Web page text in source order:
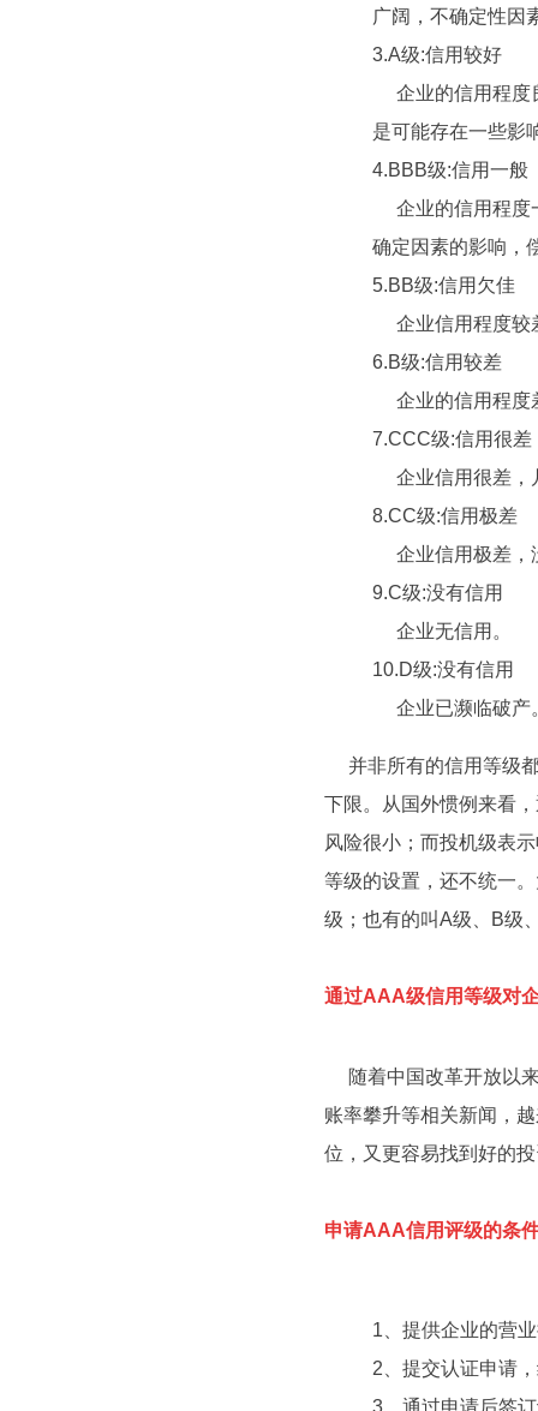
广阔，不确定性因
3.A级:信用较好
企业的信用程度
是可能存在一些影
4.BBB级:信用一般
企业的信用程度
确定因素的影响，
5.BB级:信用欠佳
企业信用程度较
6.B级:信用较差
企业的信用程度
7.CCC级:信用很差
企业信用很差，
8.CC级:信用极差
企业信用极差，
9.C级:没有信用
企业无信用。
10.D级:没有信用
企业已濒临破产
并非所有的信用等级都
下限。从国外惯例来看
风险很小；而投机级表
等级的设置，还不统一
级；也有的叫A级、B级
通过AAA级信用等级对
随着中国改革开放以来
账率攀升等相关新闻，
位，又更容易找到好的
申请AAA信用评级的条
1、提供企业的营
2、提交认证申请
3、通过申请后签